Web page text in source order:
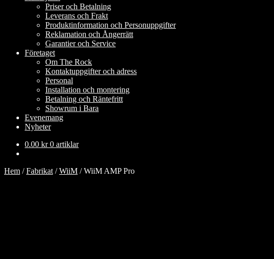
Priser och Betalning
Leverans och Frakt
Produktinformation och Personuppgifter
Reklamation och Ångerrätt
Garantier och Service
Företaget
Om The Rock
Kontaktuppgifter och adress
Personal
Installation och montering
Betalning och Räntefritt
Showrum i Bara
Evenemang
Nyheter
0.00 kr 0 artiklar
Hem /Fabrikat /WiiM /WiiM AMP Pro